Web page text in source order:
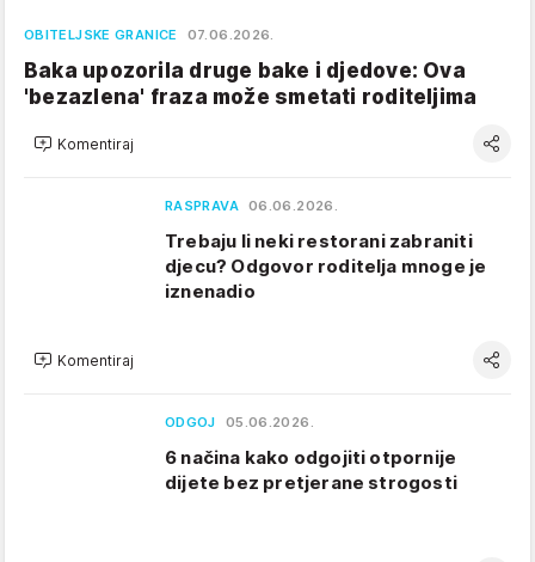
OBITELJSKE GRANICE 07.06.2026.
Baka upozorila druge bake i djedove: Ova
'bezazlena' fraza može smetati roditeljima
Komentiraj
RASPRAVA 06.06.2026.
Trebaju li neki restorani zabraniti
djecu? Odgovor roditelja mnoge je
iznenadio
Komentiraj
ODGOJ 05.06.2026.
6 načina kako odgojiti otpornije
dijete bez pretjerane strogosti